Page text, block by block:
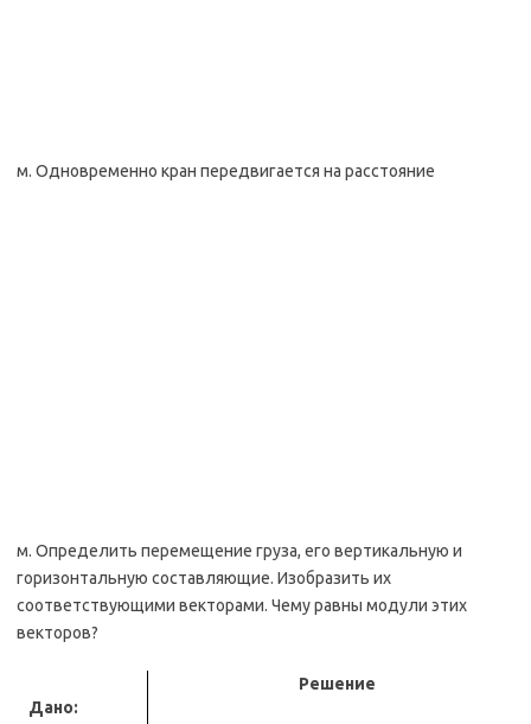
м. Одновременно кран передвигается на расстояние
м. Определить перемещение груза, его вертикальную и
горизонтальную составляющие. Изобразить их
соответствующими векторами. Чему равны модули этих
векторов?
Дано:
Решение